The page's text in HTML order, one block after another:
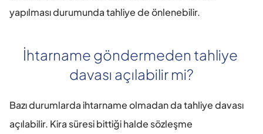
yapılması durumunda tahliye de önlenebilir.
İhtarname göndermeden tahliye
davası açılabilir mi?
Bazı durumlarda ihtarname olmadan da tahliye davası
açılabilir. Kira süresi bittiği halde sözleşme